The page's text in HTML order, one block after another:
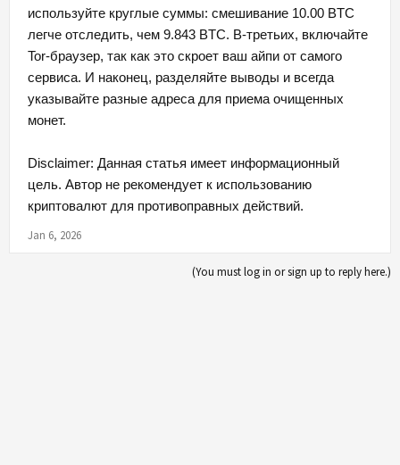
используйте круглые суммы: смешивание 10.00 BTC
легче отследить, чем 9.843 BTC. В-третьих, включайте
Tor-браузер, так как это скроет ваш айпи от самого
сервиса. И наконец, разделяйте выводы и всегда
указывайте разные адреса для приема очищенных
монет.
Disclaimer: Данная статья имеет информационный
цель. Автор не рекомендует к использованию
криптовалют для противоправных действий.
Jan 6, 2026
(You must log in or sign up to reply here.)